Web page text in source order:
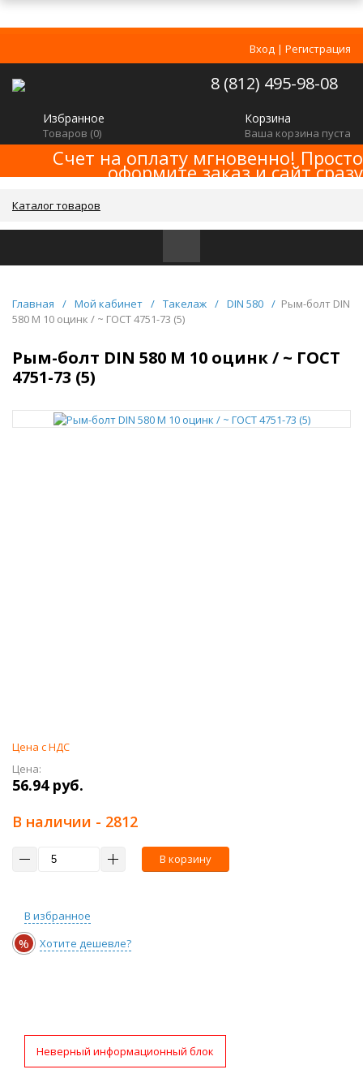
Вход | Регистрация
8 (812) 495-98-08
Избранное
Товаров (0)
Корзина
Ваша корзина пуста
Счет на оплату мгновенно! Просто
оформите заказ и сайт сразу
Каталог товаров
Главная / Мой кабинет / Такелаж / DIN 580 / Рым-болт DIN
580 M 10 оцинк / ~ ГОСТ 4751-73 (5)
Рым-болт DIN 580 M 10 оцинк / ~ ГОСТ
4751-73 (5)
Цена с НДС
Цена:
56.94 руб.
В наличии - 2812
В корзину
В избранное
% Хотите дешевле?
Неверный информационный блок